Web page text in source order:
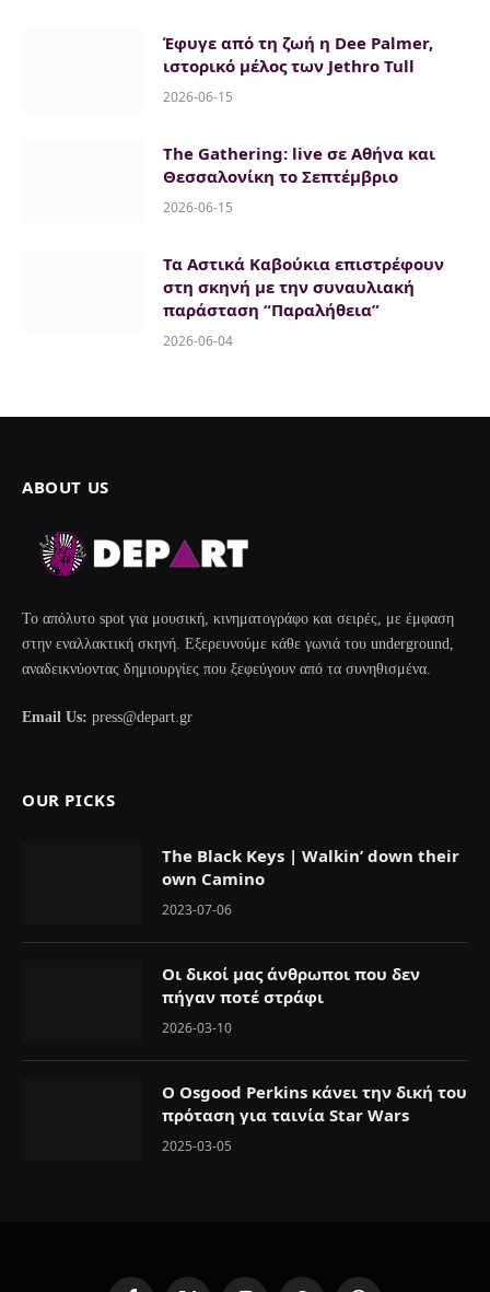
Έφυγε από τη ζωή η Dee Palmer,
ιστορικό μέλος των Jethro Tull
2026-06-15
The Gathering: live σε Αθήνα και
Θεσσαλονίκη το Σεπτέμβριο
2026-06-15
Τα Αστικά Καβούκια επιστρέφουν
στη σκηνή με την συναυλιακή
παράσταση “Παραλήθεια”
2026-06-04
ABOUT US
Το απόλυτο spot για μουσική, κινηματογράφο και σειρές, με έμφαση
στην εναλλακτική σκηνή. Εξερευνούμε κάθε γωνιά του underground,
αναδεικνύοντας δημιουργίες που ξεφεύγουν από τα συνηθισμένα.
Email Us: press@depart.gr
OUR PICKS
The Black Keys | Walkin’ down their
own Camino
2023-07-06
Οι δικοί μας άνθρωποι που δεν
πήγαν ποτέ στράφι
2026-03-10
O Osgood Perkins κάνει την δική του
πρόταση για ταινία Star Wars
2025-03-05